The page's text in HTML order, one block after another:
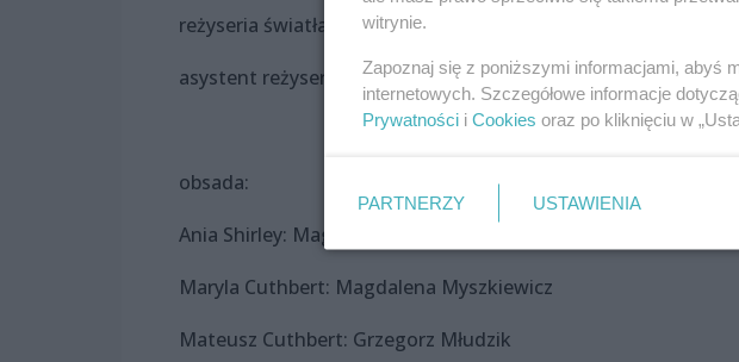
reżyseria światła: Krzysztof Sendke
asystent reżysera: Magdalena Wrani-Stachowska
obsada:
Ania Shirley: Magdalena Wrani-Stachowska
Maryla Cuthbert: Magdalena Myszkiewicz
Mateusz Cuthbert: Grzegorz Młudzik
witrynie.
Zapoznaj się z poniższymi informacjami, abyś
internetowych. Szczegółowe informacje
Prywatności i Cookies oraz po kliknięciu w
PARTNERZY USTAWIENIA